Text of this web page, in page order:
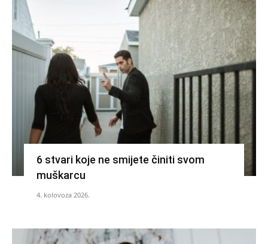
6 stvari koje ne smijete činiti svom
muškarcu
4. kolovoza 2026.